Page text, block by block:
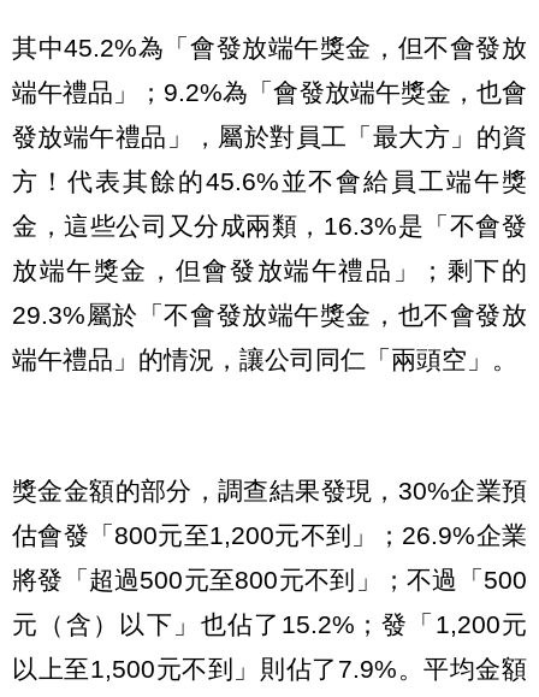
其中45.2%為「會發放端午獎金，但不會發放
端午禮品」；9.2%為「會發放端午獎金，也會
發放端午禮品」，屬於對員工「最大方」的資
方！代表其餘的45.6%並不會給員工端午獎
金，這些公司又分成兩類，16.3%是「不會發
放端午獎金，但會發放端午禮品」；剩下的
29.3%屬於「不會發放端午獎金，也不會發放
端午禮品」的情況，讓公司同仁「兩頭空」。
獎金金額的部分，調查結果發現，30%企業預
估會發「800元至1,200元不到」；26.9%企業
將發「超過500元至800元不到」；不過「500
元（含）以下」也佔了15.2%；發「1,200元
以上至1,500元不到」則佔了7.9%。平均金額